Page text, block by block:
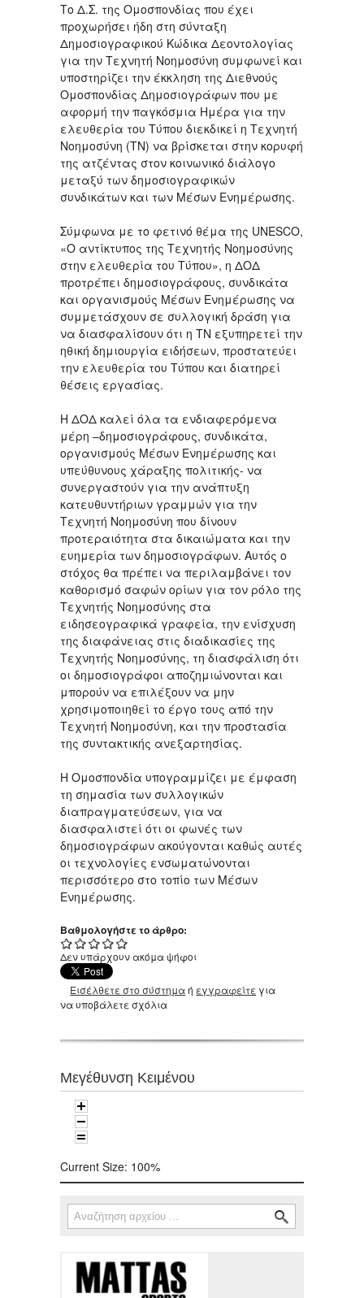
Το Δ.Σ. της Ομοσπονδίας που έχει
προχωρήσει ήδη στη σύνταξη
Δημοσιογραφικού Κώδικα Δεοντολογίας
για την Τεχνητή Νοημοσύνη συμφωνεί και
υποστηρίζει την έκκληση της Διεθνούς
Ομοσπονδίας Δημοσιογράφων που με
αφορμή την παγκόσμια Ημέρα για την
ελευθερία του Τύπου διεκδικεί η Τεχνητή
Νοημοσύνη (ΤΝ) να βρίσκεται στην κορυφή
της ατζέντας στον κοινωνικό διάλογο
μεταξύ των δημοσιογραφικών
συνδικάτων και των Μέσων Ενημέρωσης.
Σύμφωνα με το φετινό θέμα της UNESCO,
«Ο αντίκτυπος της Τεχνητής Νοημοσύνης
στην ελευθερία του Τύπου», η ΔΟΔ
προτρέπει δημοσιογράφους, συνδικάτα
και οργανισμούς Μέσων Ενημέρωσης να
συμμετάσχουν σε συλλογική δράση για
να διασφαλίσουν ότι η ΤΝ εξυπηρετεί την
ηθική δημιουργία ειδήσεων, προστατεύει
την ελευθερία του Τύπου και διατηρεί
θέσεις εργασίας.
Η ΔΟΔ καλεί όλα τα ενδιαφερόμενα
μέρη –δημοσιογράφους, συνδικάτα,
οργανισμούς Μέσων Ενημέρωσης και
υπεύθυνους χάραξης πολιτικής- να
συνεργαστούν για την ανάπτυξη
κατευθυντήριων γραμμών για την
Τεχνητή Νοημοσύνη που δίνουν
προτεραιότητα στα δικαιώματα και την
ευημερία των δημοσιογράφων. Αυτός ο
στόχος θα πρέπει να περιλαμβάνει τον
καθορισμό σαφών ορίων για τον ρόλο της
Τεχνητής Νοημοσύνης στα
ειδησεογραφικά γραφεία, την ενίσχυση
της διαφάνειας στις διαδικασίες της
Τεχνητής Νοημοσύνης, τη διασφάλιση ότι
οι δημοσιογράφοι αποζημιώνονται και
μπορούν να επιλέξουν να μην
χρησιμοποιηθεί το έργο τους από την
Τεχνητή Νοημοσύνη, και την προστασία
της συντακτικής ανεξαρτησίας.
Η Ομοσπονδία υπογραμμίζει με έμφαση
τη σημασία των συλλογικών
διαπραγματεύσεων, για να
διασφαλιστεί ότι οι φωνές των
δημοσιογράφων ακούγονται καθώς αυτές
οι τεχνολογίες ενσωματώνονται
περισσότερο στο τοπίο των Μέσων
Ενημέρωσης.
Βαθμολογήστε το άρθρο:
Δεν υπάρχουν ακόμα ψήφοι
Εισέλθετε στο σύστημαή εγγραφείτε για
να υποβάλετε σχόλια
Μεγέθυνση Κειμένου
Current Size: 100%
Φόρμα αναζήτησης
Αναζήτηση